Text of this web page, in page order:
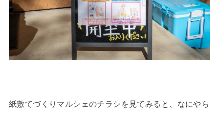
紙敷てづくりマルシェのチラシを見てみると、なにやら